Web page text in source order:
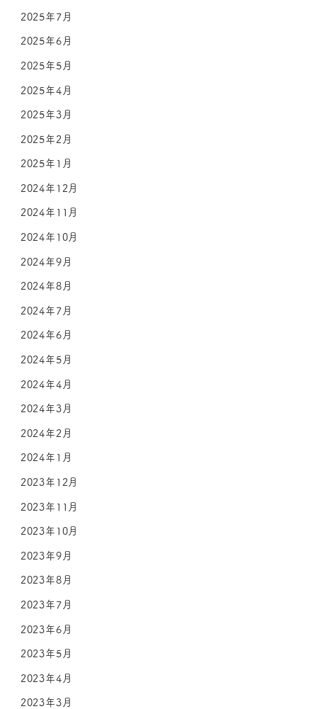
2025年7月
2025年6月
2025年5月
2025年4月
2025年3月
2025年2月
2025年1月
2024年12月
2024年11月
2024年10月
2024年9月
2024年8月
2024年7月
2024年6月
2024年5月
2024年4月
2024年3月
2024年2月
2024年1月
2023年12月
2023年11月
2023年10月
2023年9月
2023年8月
2023年7月
2023年6月
2023年5月
2023年4月
2023年3月